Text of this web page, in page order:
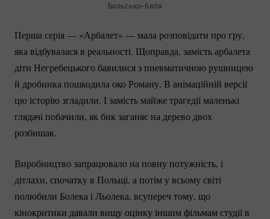
Бєльсько-Бяла
Перша серія — «Арбалет» — мала розповідати про гру,
яка відбувалася в реальності. Щоправда, замість арбалета
діти Негребецького бавилися з пневматичною рушницею
й дробинка пошкодила око Роману. В анімаційній версії
цю історію згладили. І замість майже трагедії маленькі
глядачі побачили, як бик заганяє на дерево двох
розбишак.
Виробництво запрацювало на повну потужність, і
дітлахи, спочатку в Польщі, а потім у всьому світі
полюбили Болека і Льолека, всупереч тому, що
кінокритики давали вищу оцінку іншим фільмам студії в